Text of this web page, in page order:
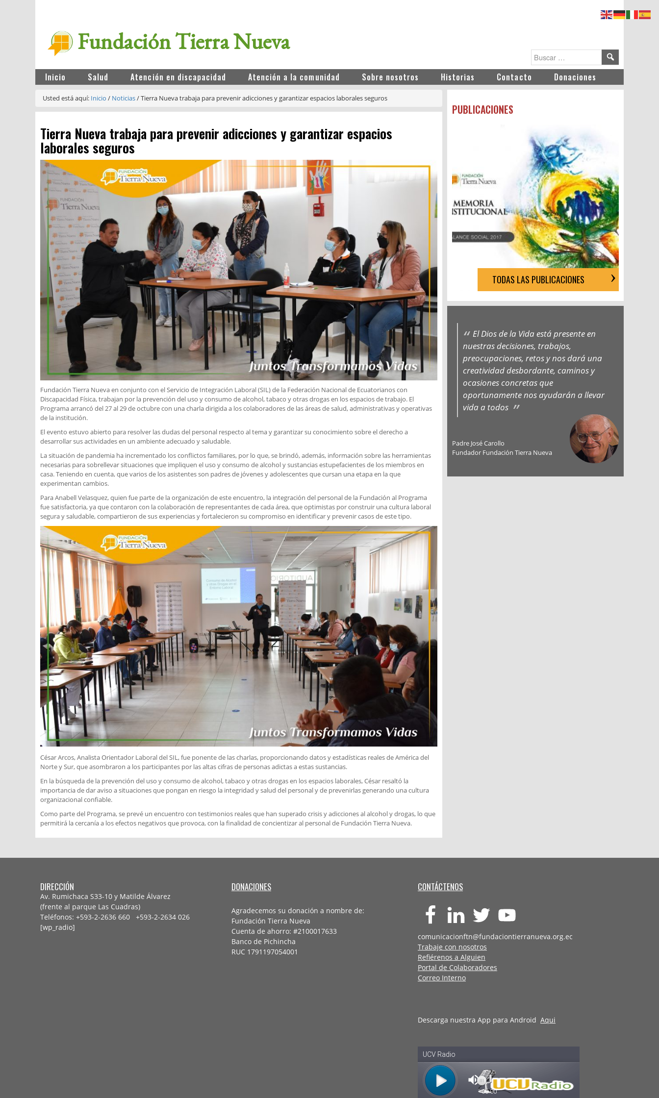
Fundación Tierra Nueva
Inicio Salud Atención en discapacidad Atención a la comunidad Sobre nosotros Historias Contacto Donaciones
Usted está aquí: Inicio / Noticias/Tierra Nueva trabaja para prevenir adicciones y garantizar espacios laborales seguros
Tierra Nueva trabaja para prevenir adicciones y garantizar espacios
laborales seguros
Fundación Tierra Nueva en conjunto con el Servicio de Integración Laboral (SIL) de la Federación Nacional de Ecuatorianos con
Discapacidad Física, trabajan por la prevención del uso y consumo de alcohol, tabaco y otras drogas en los espacios de trabajo. El
Programa arrancó del 27 al 29 de octubre con una charla dirigida a los colaboradores de las áreas de salud, administrativas y operativas
de la institución.
El evento estuvo abierto para resolver las dudas del personal respecto al tema y garantizar su conocimiento sobre el derecho a
desarrollar sus actividades en un ambiente adecuado y saludable.
La situación de pandemia ha incrementado los conflictos familiares, por lo que, se brindó, además, información sobre las herramientas
necesarias para sobrellevar situaciones que impliquen el uso y consumo de alcohol y sustancias estupefacientes de los miembros en
casa. Teniendo en cuenta, que varios de los asistentes son padres de jóvenes y adolescentes que cursan una etapa en la que
experimentan cambios.
Para Anabell Velasquez, quien fue parte de la organización de este encuentro, la integración del personal de la Fundación al Programa
fue satisfactoria, ya que contaron con la colaboración de representantes de cada área, que optimistas por construir una cultura laboral
segura y saludable, compartieron de sus experiencias y fortalecieron su compromiso en identificar y prevenir casos de este tipo.
César Arcos, Analista Orientador Laboral del SIL, fue ponente de las charlas, proporcionando datos y estadísticas reales de América del
Norte y Sur, que asombraron a los participantes por las altas cifras de personas adictas a estas sustancias.
En la búsqueda de la prevención del uso y consumo de alcohol, tabaco y otras drogas en los espacios laborales, César resaltó la
importancia de dar aviso a situaciones que pongan en riesgo la integridad y salud del personal y de prevenirlas generando una cultura
organizacional confiable.
Como parte del Programa, se prevé un encuentro con testimonios reales que han superado crisis y adicciones al alcohol y drogas, lo que
permitirá la cercanía a los efectos negativos que provoca, con la finalidad de concientizar al personal de Fundación Tierra Nueva.
PUBLICACIONES
TODAS LAS PUBLICACIONES
El Dios de la Vida está presente en
nuestras decisiones, trabajos,
preocupaciones, retos y nos dará una
creatividad desbordante, caminos y
ocasiones concretas que
oportunamente nos ayudarán a llevar
vida a todos
Padre José Carollo
Fundador Fundación Tierra Nueva
DIRECCIÓN
Av. Rumichaca S33-10 y Matilde Álvarez
(frente al parque Las Cuadras)
Teléfonos: +593-2-2636 660 +593-2-2634 026
[wp_radio]
DONACIONES
Agradecemos su donación a nombre de:
Fundación Tierra Nueva
Cuenta de ahorro: #2100017633
Banco de Pichincha
RUC 1791197054001
CONTÁCTENOS
comunicacionftn@fundaciontierranueva.org.ec
Trabaje con nosotros
Refiérenos a Alguien
Portal de Colaboradores
Correo Interno
Descarga nuestra App para Android Aqui